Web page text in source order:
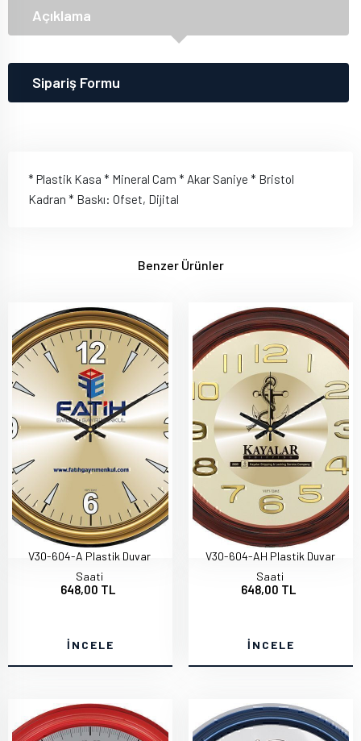
Açıklama
Sipariş Formu
* Plastik Kasa * Mineral Cam * Akar Saniye * Bristol
Kadran * Baskı: Ofset, Dijital
Benzer Ürünler
V30-604-A Plastik Duvar
Saati
648,00 TL
İNCELE
V30-604-AH Plastik Duvar
Saati
648,00 TL
İNCELE